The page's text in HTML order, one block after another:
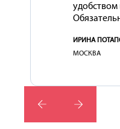
удобством
ИРИНА
МОСКВА